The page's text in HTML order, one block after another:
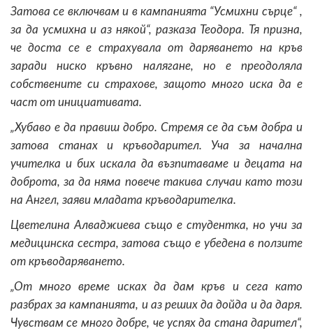
Затова се включвам и в кампанията “Усмихни сърце“ ,
за да усмихна и аз някой“, разказа Теодора. Тя призна,
че доста се е страхувала от даряването на кръв
заради ниско кръвно налягане, но е преодоляла
собствените си страхове, защото много иска да е
част от инициативата.
„Хубаво е да правиш добро. Стремя се да съм добра и
затова станах и кръводарител. Уча за начална
учителка и бих искала да възпитаваме и децата на
доброта, за да няма повече такива случаи като този
на Ангел, заяви младата кръводарителка.
Цветелина Алваджиева също е студентка, но учи за
медицинска сестра, затова също е убедена в ползите
от кръводаряването.
„От много време исках да дам кръв и сега като
разбрах за кампанията, и аз реших да дойда и да даря.
Чувствам се много добре, че успях да стана дарител“,